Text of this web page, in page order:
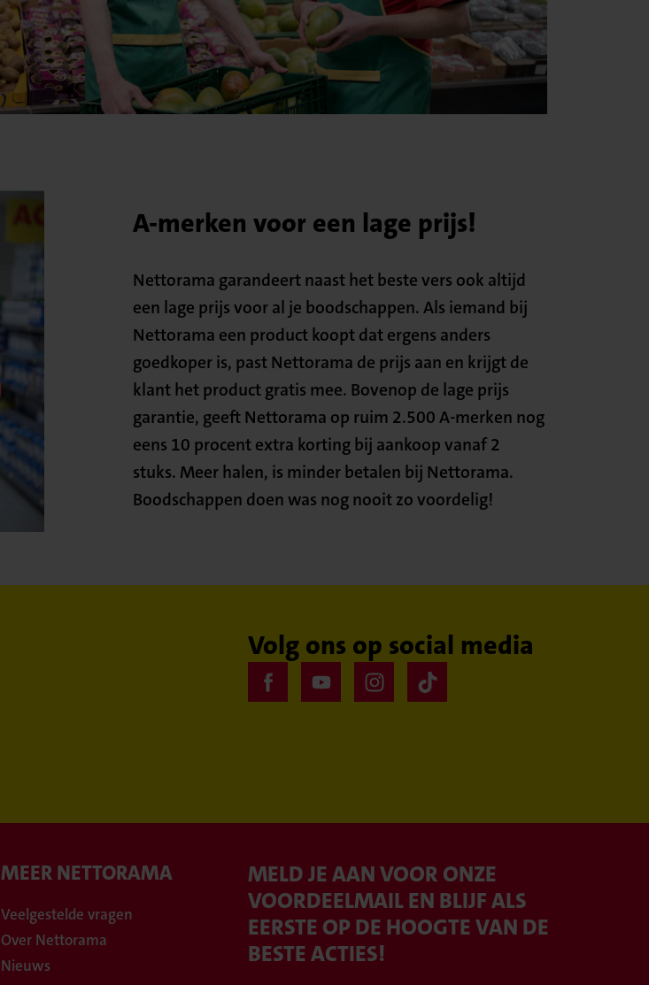
A-merken voor een lage prijs!
Nettorama garandeert naast het beste vers ook altijd
een lage prijs voor al je boodschappen. Als iemand bij
Nettorama een product koopt dat ergens anders
goedkoper is, past Nettorama de prijs aan en krijgt de
klant het product gratis mee. Bovenop de lage prijs
garantie, geeft Nettorama op ruim 2.500 A-merken nog
eens 10 procent extra korting bij aankoop vanaf 2
stuks. Meer halen, is minder betalen bij Nettorama.
Boodschappen doen was nog nooit zo voordelig!
Volg ons op social media
MEER NETTORAMA
Veelgestelde vragen
Over Nettorama
Nieuws
MELD JE AAN VOOR ONZE
VOORDEELMAIL EN BLIJF ALS
EERSTE OP DE HOOGTE VAN DE
BESTE ACTIES!